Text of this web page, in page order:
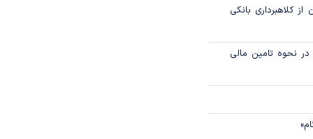
کلاهبرداری بانکی
در نحوه تامین مالی